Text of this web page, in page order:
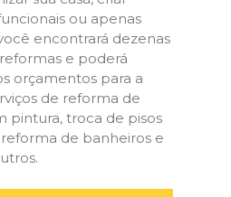
ou apenas
encontrará dezenas
e poderá
orçamentos para a
de reforma de
pintura, troca de pisos
de banheiros e